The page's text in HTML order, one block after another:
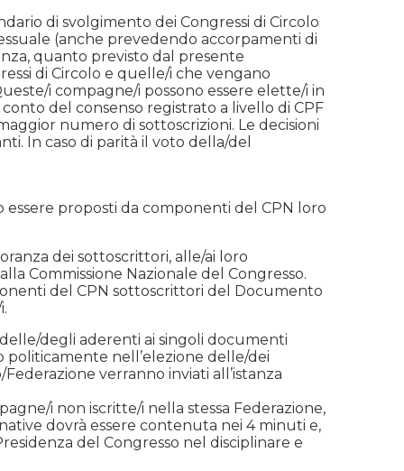
di svolgimento dei Congressi di Circolo
(anche prevedendo accorpamenti di
quanto previsto dal presente
di Circolo e quelle/i che vengano
i compagne/i possono essere elette/i in
del consenso registrato a livello di CPF
numero di sottoscrizioni. Le decisioni
In caso di parità il voto della/del
proposti da componenti del CPN loro
dei sottoscrittori, alle/ai loro
Commissione Nazionale del Congresso.
del CPN sottoscrittori del Documento
degli aderenti ai singoli documenti
nell’elezione delle/dei
verranno inviati all’istanza
i non iscritte/i nella stessa Federazione,
dovrà essere contenuta nei 4 minuti e,
del Congresso nel disciplinare e